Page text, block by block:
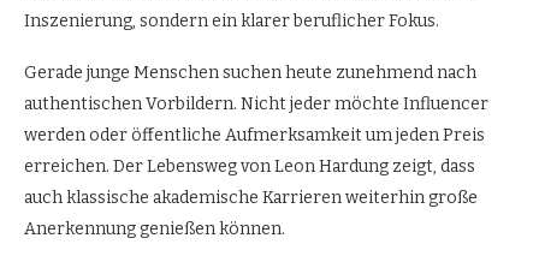
Inszenierung, sondern ein klarer beruflicher Fokus.
Gerade junge Menschen suchen heute zunehmend nach
authentischen Vorbildern. Nicht jeder möchte Influencer
werden oder öffentliche Aufmerksamkeit um jeden Preis
erreichen. Der Lebensweg von Leon Hardung zeigt, dass
auch klassische akademische Karrieren weiterhin große
Anerkennung genießen können.